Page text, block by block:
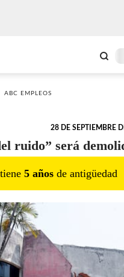
ABC EMPLEOS
28 DE SEPTIEMBRE
ruido” será
5 años de antigüedad